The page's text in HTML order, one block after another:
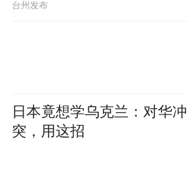
台州发布
日本竟想学乌克兰：对华冲
突，用这招